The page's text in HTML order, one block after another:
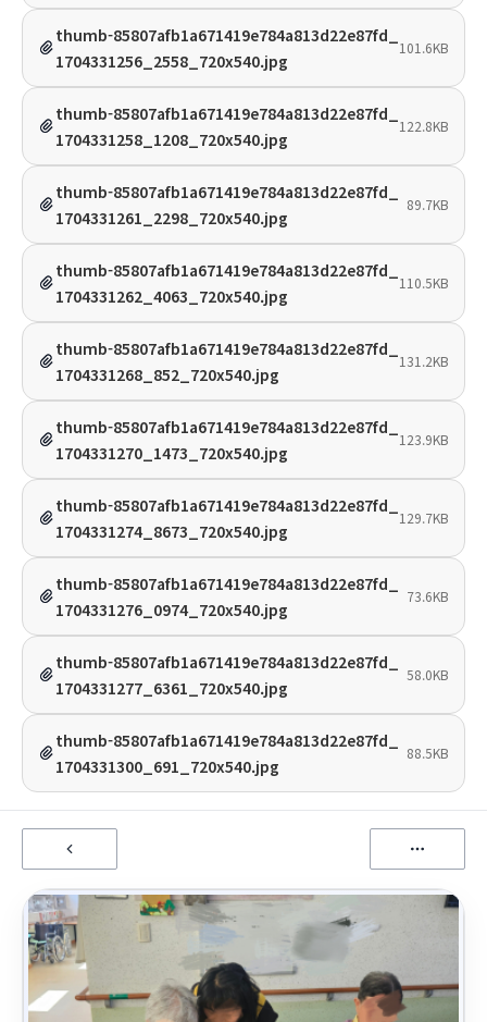
thumb-85807afb1a671419e784a813d22e87fd_
1704331256_2558_720x540.jpg
101.6KB
thumb-85807afb1a671419e784a813d22e87fd_
1704331258_1208_720x540.jpg
122.8KB
thumb-85807afb1a671419e784a813d22e87fd_
1704331261_2298_720x540.jpg
89.7KB
thumb-85807afb1a671419e784a813d22e87fd_
1704331262_4063_720x540.jpg
110.5KB
thumb-85807afb1a671419e784a813d22e87fd_
1704331268_852_720x540.jpg
131.2KB
thumb-85807afb1a671419e784a813d22e87fd_
1704331270_1473_720x540.jpg
123.9KB
thumb-85807afb1a671419e784a813d22e87fd_
1704331274_8673_720x540.jpg
129.7KB
thumb-85807afb1a671419e784a813d22e87fd_
1704331276_0974_720x540.jpg
73.6KB
thumb-85807afb1a671419e784a813d22e87fd_
1704331277_6361_720x540.jpg
58.0KB
thumb-85807afb1a671419e784a813d22e87fd_
1704331300_691_720x540.jpg
88.5KB